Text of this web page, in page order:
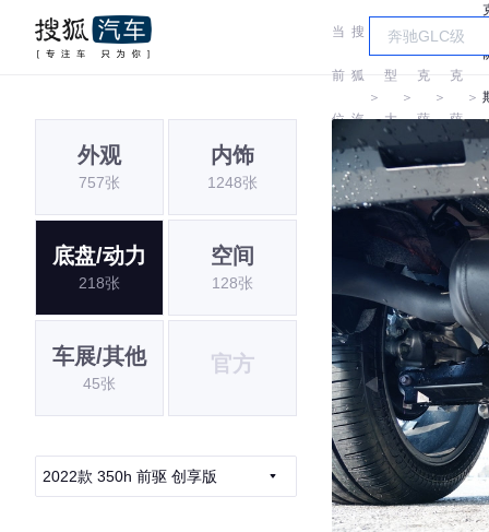
当
前
位
置:
搜
狐
汽
车
＞
车
型
大
全
＞
雷
克
萨
斯
＞
雷
克
萨
斯
＞
外观
757张
内饰
1248张
底盘/动力
218张
空间
128张
车展/其他
45张
官方
2022款 350h 前驱 创享版